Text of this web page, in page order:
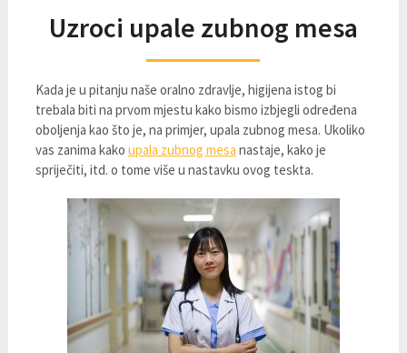
Uzroci upale zubnog mesa
Kada je u pitanju naše oralno zdravlje, higijena istog bi
trebala biti na prvom mjestu kako bismo izbjegli određena
oboljenja kao što je, na primjer, upala zubnog mesa. Ukoliko
vas zanima kako upala zubnog mesa nastaje, kako je
spriječiti, itd. o tome više u nastavku ovog teskta.